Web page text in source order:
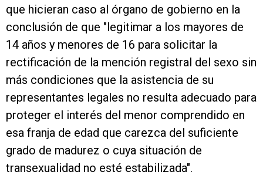
que hicieran caso al órgano de gobierno en la
conclusión de que "legitimar a los mayores de
14 años y menores de 16 para solicitar la
rectificación de la mención registral del sexo sin
más condiciones que la asistencia de su
representantes legales no resulta adecuado para
proteger el interés del menor comprendido en
esa franja de edad que carezca del suficiente
grado de madurez o cuya situación de
transexualidad no esté estabilizada".